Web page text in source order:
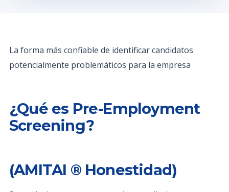
La forma más confiable de identificar candidatos
potencialmente problemáticos para la empresa
¿Qué es Pre-Employment
Screening?
(AMITAI ® Honestidad)